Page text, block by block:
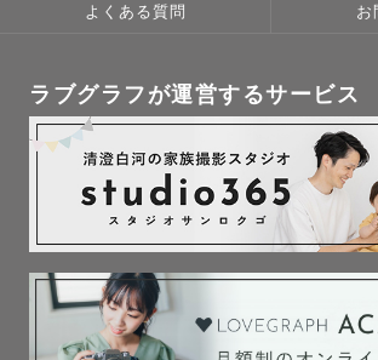
能な場合がございます。
ください。
ーーー　打ち合わせ方法　ーーー
基本はLINEでやりとりします
希望があればビデオ電話での打ち合わせも
よくある質問 お
ラブグラフが運営するサービス